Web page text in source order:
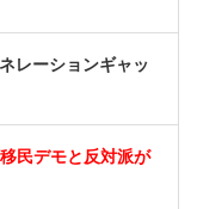
レーションギャッ
民デモと反対派が